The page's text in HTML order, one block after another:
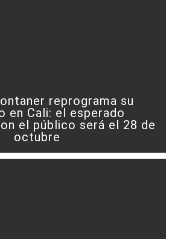
reprograma su
en Cali: el esperado
el público será el 28 de
octubre